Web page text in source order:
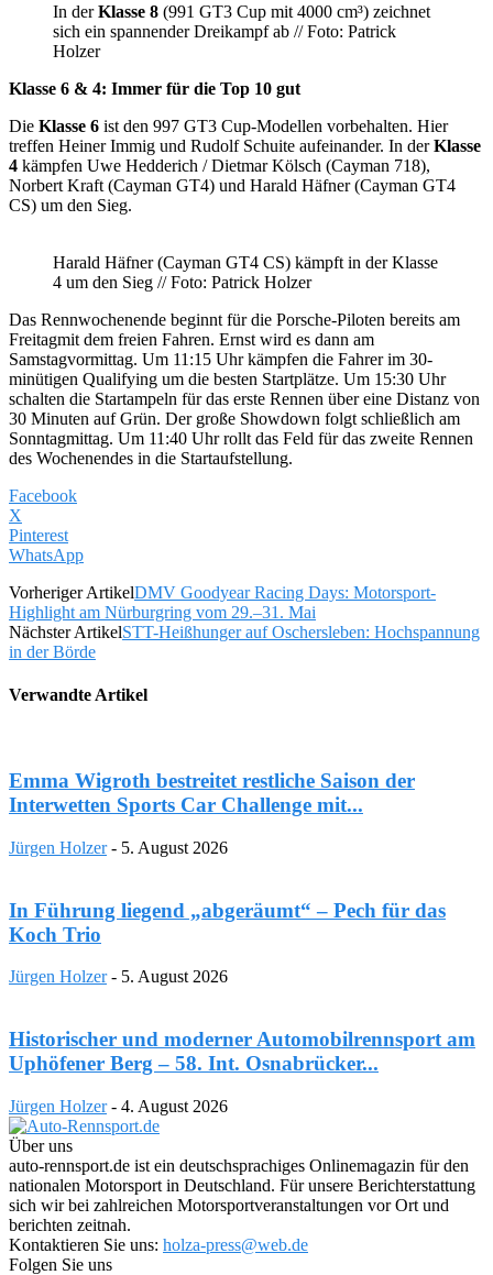
In derKlasse 8 (991 GT3 Cup mit 4000 cm³) zeichnet
sich ein spannender Dreikampf ab // Foto: Patrick
Holzer
Klasse 6 & 4: Immer für die Top 10 gut
Die Klasse 6 ist den 997 GT3 Cup-Modellen vorbehalten. Hier
treffen Heiner Immig und Rudolf Schuite aufeinander. In derKlasse
4 kämpfen Uwe Hedderich / Dietmar Kölsch (Cayman 718),
Norbert Kraft (Cayman GT4) und Harald Häfner (Cayman GT4
CS) um den Sieg.
Harald Häfner (Cayman GT4 CS) kämpft in der Klasse
4 um den Sieg // Foto: Patrick Holzer
Das Rennwochenende beginnt für die Porsche-Piloten bereits am
Freitagmit dem freien Fahren. Ernst wird es dann am
Samstagvormittag. Um 11:15 Uhr kämpfen die Fahrer im 30-
minütigen Qualifying um die besten Startplätze. Um 15:30 Uhr
schalten die Startampeln für das erste Rennen über eine Distanz von
30 Minuten auf Grün. Der große Showdown folgt schließlich am
Sonntagmittag. Um 11:40 Uhr rollt das Feld für das zweite Rennen
des Wochenendes in die Startaufstellung.
Facebook
X
Pinterest
WhatsApp
Vorheriger ArtikelDMV Goodyear Racing Days: Motorsport-
Highlight am Nürburgring vom 29.–31. Mai
Nächster ArtikelSTT-Heißhunger auf Oschersleben: Hochspannung
in der Börde
Verwandte Artikel
Emma Wigroth bestreitet restliche Saison der
Interwetten Sports Car Challenge mit...
Jürgen Holzer - 5. August 2026
In Führung liegend „abgeräumt“ – Pech für das
Koch Trio
Jürgen Holzer - 5. August 2026
Historischer und moderner Automobilrennsport am
Uphöfener Berg – 58. Int. Osnabrücker...
Jürgen Holzer - 4. August 2026
Über uns
auto-rennsport.de ist ein deutschsprachiges Onlinemagazin für den
nationalen Motorsport in Deutschland. Für unsere Berichterstattung
sich wir bei zahlreichen Motorsportveranstaltungen vor Ort und
berichten zeitnah.
Kontaktieren Sie uns: holza-press@web.de
Folgen Sie uns